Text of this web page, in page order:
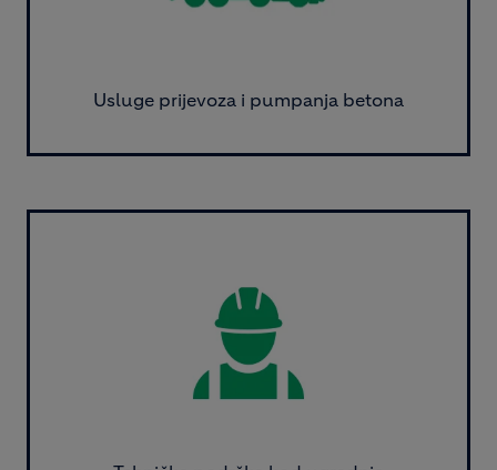
Usluge prijevoza i pumpanja betona